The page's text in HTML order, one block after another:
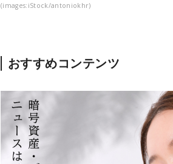
(images:iStock/antoniokhr)
おすすめコンテンツ